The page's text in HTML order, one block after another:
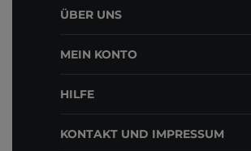
ÜBER UNS
MEIN KONTO
HILFE
KONTAKT UND IMPRESSUM